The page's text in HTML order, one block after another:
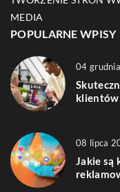
MEDIA
POPULARNE WPISY
04
08 lipca
Jakie są